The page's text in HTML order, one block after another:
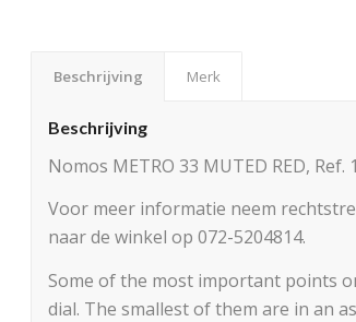
Beschrijving Merk
Beschrijving
Nomos METRO 33 MUTED RED,
Voor meer informatie neem
naar de winkel op 072-5204814.
Some of the most important points
dial. The smallest of them are in an